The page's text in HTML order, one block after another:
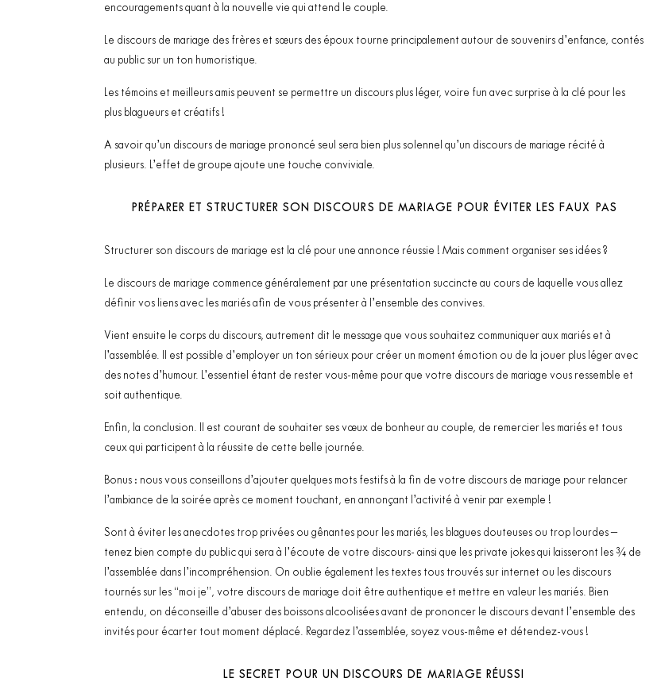
encouragements quant à la nouvelle vie qui attend le couple.
Le discours de mariage des frères et sœurs des époux tourne principalement autour de souvenirs d’enfance, contés
au public sur un ton humoristique.
Les témoins et meilleurs amis peuvent se permettre un discours plus léger, voire fun avec surprise à la clé pour les
plus blagueurs et créatifs !
A savoir qu’un discours de mariage prononcé seul sera bien plus solennel qu’un discours de mariage récité à
plusieurs. L’effet de groupe ajoute une touche conviviale.
PRÉPARER ET STRUCTURER SON DISCOURS DE MARIAGE POUR ÉVITER LES FAUX PAS
Structurer son discours de mariage est la clé pour une annonce réussie ! Mais comment organiser ses idées ?
Le discours de mariage commence généralement par une présentation succincte au cours de laquelle vous allez
définir vos liens avec les mariés afin de vous présenter à l’ensemble des convives.
Vient ensuite le corps du discours, autrement dit le message que vous souhaitez communiquer aux mariés et à
l’assemblée. Il est possible d’employer un ton sérieux pour créer un moment émotion ou de la jouer plus léger avec
des notes d’humour. L’essentiel étant de rester vous-même pour que votre discours de mariage vous ressemble et
soit authentique.
Enfin, la conclusion. Il est courant de souhaiter ses vœux de bonheur au couple, de remercier les mariés et tous
ceux qui participent à la réussite de cette belle journée.
Bonus : nous vous conseillons d’ajouter quelques mots festifs à la fin de votre discours de mariage pour relancer
l’ambiance de la soirée après ce moment touchant, en annonçant l’activité à venir par exemple !
Sont à éviter les anecdotes trop privées ou gênantes pour les mariés, les blagues douteuses ou trop lourdes –
tenez bien compte du public qui sera à l’écoute de votre discours- ainsi que les private jokes qui laisseront les ¾ de
l’assemblée dans l’incompréhension. On oublie également les textes tous trouvés sur internet ou les discours
tournés sur les “moi je”, votre discours de mariage doit être authentique et mettre en valeur les mariés. Bien
entendu, on déconseille d’abuser des boissons alcoolisées avant de prononcer le discours devant l’ensemble des
invités pour écarter tout moment déplacé. Regardez l’assemblée, soyez vous-même et détendez-vous !
LE SECRET POUR UN DISCOURS DE MARIAGE RÉUSSI